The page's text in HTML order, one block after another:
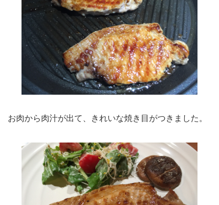
お肉から肉汁が出て、きれいな焼き目がつきました。